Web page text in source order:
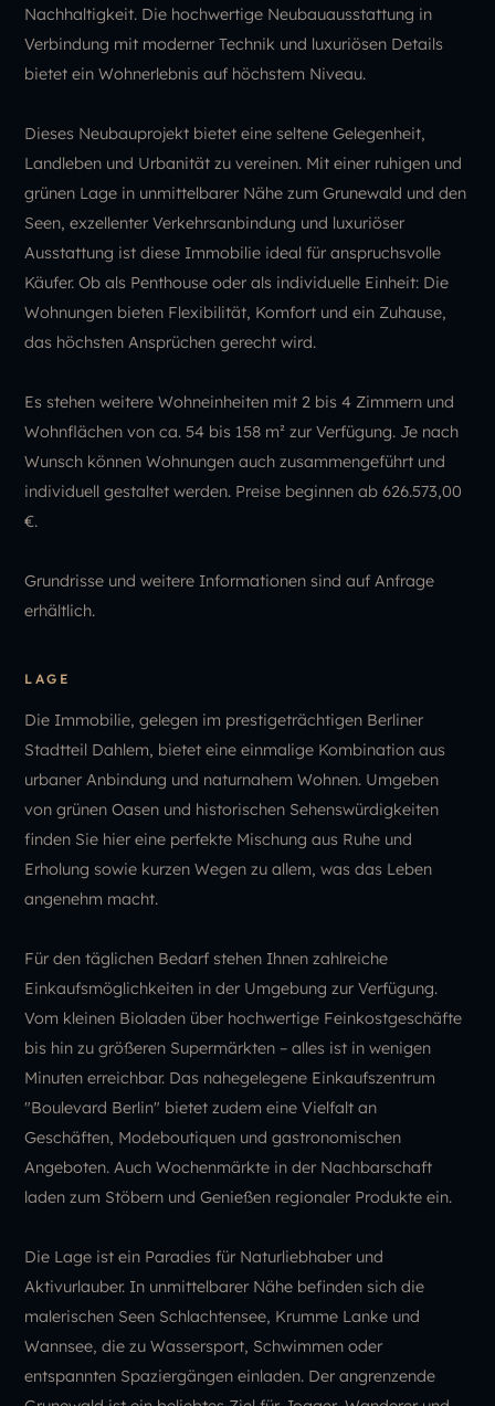
Nachhaltigkeit. Die hochwertige Neubauausstattung in
Verbindung mit moderner Technik und luxuriösen Details
bietet ein Wohnerlebnis auf höchstem Niveau.
Dieses Neubauprojekt bietet eine seltene Gelegenheit,
Landleben und Urbanität zu vereinen. Mit einer ruhigen und
grünen Lage in unmittelbarer Nähe zum Grunewald und den
Seen, exzellenter Verkehrsanbindung und luxuriöser
Ausstattung ist diese Immobilie ideal für anspruchsvolle
Käufer. Ob als Penthouse oder als individuelle Einheit: Die
Wohnungen bieten Flexibilität, Komfort und ein Zuhause,
das höchsten Ansprüchen gerecht wird.
Es stehen weitere Wohneinheiten mit 2 bis 4 Zimmern und
Wohnflächen von ca. 54 bis 158 m² zur Verfügung. Je nach
Wunsch können Wohnungen auch zusammengeführt und
individuell gestaltet werden. Preise beginnen ab 626.573,00
€.
Grundrisse und weitere Informationen sind auf Anfrage
erhältlich.
LAGE
Die Immobilie, gelegen im prestigeträchtigen Berliner
Stadtteil Dahlem, bietet eine einmalige Kombination aus
urbaner Anbindung und naturnahem Wohnen. Umgeben
von grünen Oasen und historischen Sehenswürdigkeiten
finden Sie hier eine perfekte Mischung aus Ruhe und
Erholung sowie kurzen Wegen zu allem, was das Leben
angenehm macht.
Für den täglichen Bedarf stehen Ihnen zahlreiche
Einkaufsmöglichkeiten in der Umgebung zur Verfügung.
Vom kleinen Bioladen über hochwertige Feinkostgeschäfte
bis hin zu größeren Supermärkten – alles ist in wenigen
Minuten erreichbar. Das nahegelegene Einkaufszentrum
"Boulevard Berlin" bietet zudem eine Vielfalt an
Geschäften, Modeboutiquen und gastronomischen
Angeboten. Auch Wochenmärkte in der Nachbarschaft
laden zum Stöbern und Genießen regionaler Produkte ein.
Die Lage ist ein Paradies für Naturliebhaber und
Aktivurlauber. In unmittelbarer Nähe befinden sich die
malerischen Seen Schlachtensee, Krumme Lanke und
Wannsee, die zu Wassersport, Schwimmen oder
entspannten Spaziergängen einladen. Der angrenzende